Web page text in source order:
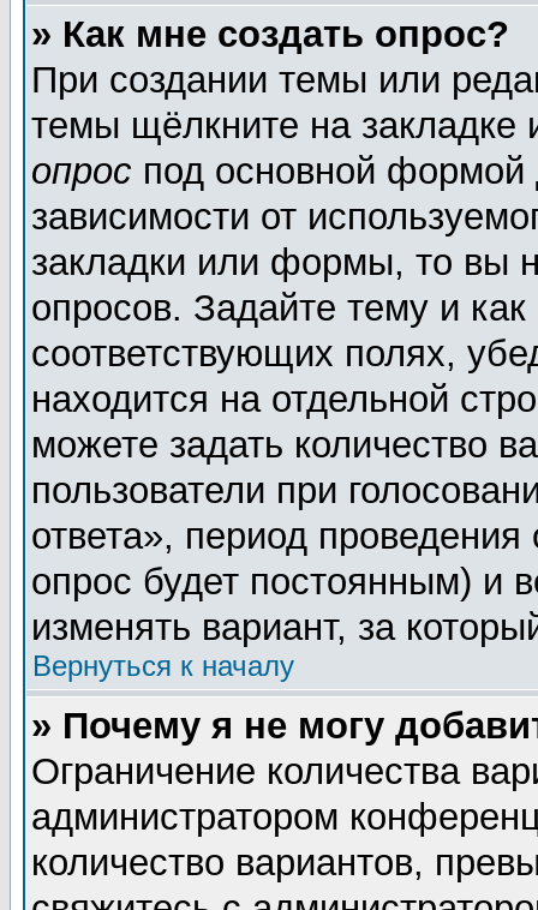
» Как мне создать опрос?
При создании темы или
темы щёлкните на
опрос под основной
зависимости от
закладки или формы, то вы
опросов. Задайте тему и
соответствующих полях,
находится на отдельной
можете задать количество
пользователи при
ответа», период проведения
опрос будет постоянным) и
изменять вариант, за
Вернуться к началу
» Почему я не могу
Ограничение количества
администратором
количество вариантов,